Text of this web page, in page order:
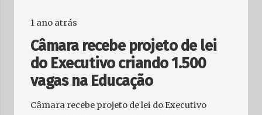
1 ano atrás
Câmara recebe projeto de lei
do Executivo criando 1.500
vagas na Educação
Câmara recebe projeto de lei do Executivo